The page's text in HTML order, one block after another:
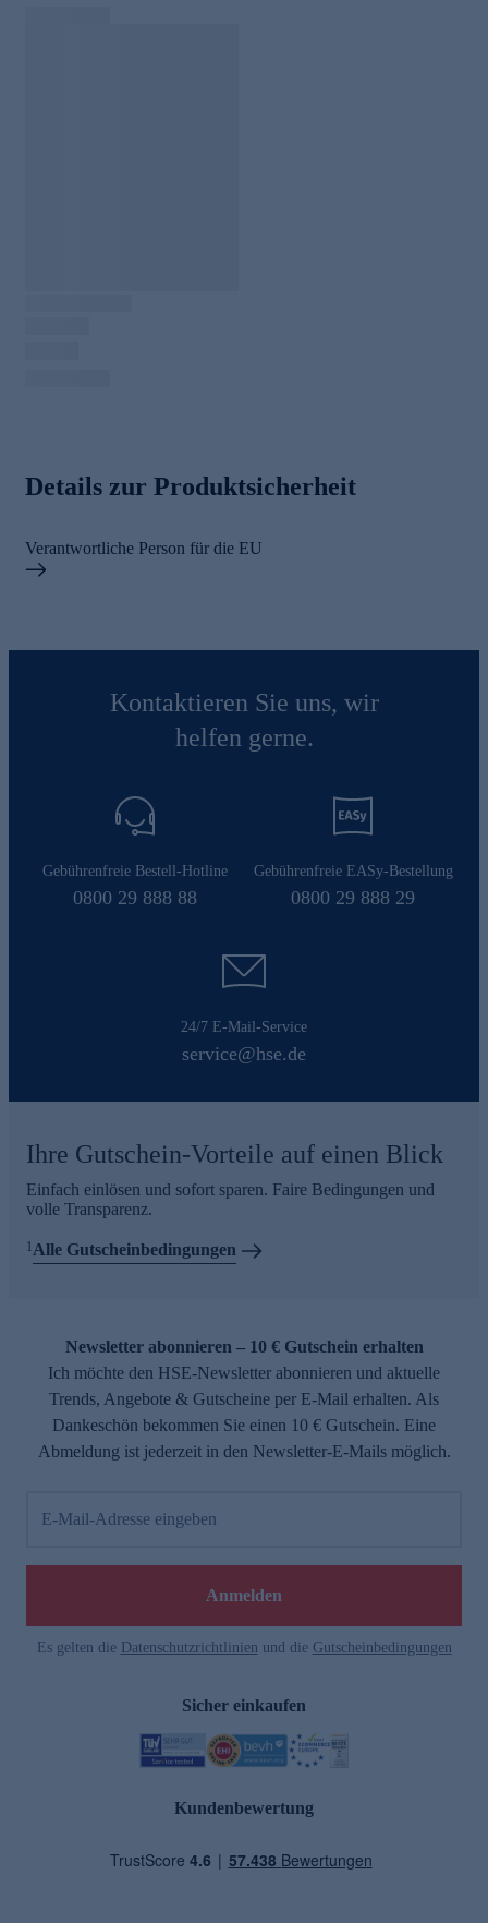
Details zur Produktsicherheit
Verantwortliche Person für die EU
Kontaktieren Sie uns, wir
helfen gerne.
Gebührenfreie Bestell-Hotline
0800 29 888 88
Gebührenfreie EASy-Bestellung
0800 29 888 29
24/7 E-Mail-Service
service@hse.de
Ihre Gutschein-Vorteile auf einen Blick
Einfach einlösen und sofort sparen. Faire Bedingungen und
volle Transparenz.
1 Alle Gutscheinbedingungen
Newsletter abonnieren – 10 € Gutschein erhalten
Ich möchte den HSE-Newsletter abonnieren und aktuelle
Trends, Angebote & Gutscheine per E-Mail erhalten. Als
Dankeschön bekommen Sie einen 10 € Gutschein. Eine
Abmeldung ist jederzeit in den Newsletter-E-Mails möglich.
E-Mail-Adresse eingeben
Anmelden
Es gelten die Datenschutzrichtlinien und die Gutscheinbedingungen
Sicher einkaufen
Kundenbewertung